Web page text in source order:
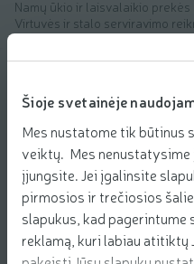
Šioje svetainėje
Mes nustatome tik būtinus
veiktų. Mes nenustatysime
įjungsite. Jei įgalinsite
pirmosios ir trečiosios
slapukus, kad
reklamą, kuri labiau atitiktų
Namų ūkio ir laisvalaikio prekės
Virtuvės ir stalo serviravimo
Arbatinukai, kavinukai,